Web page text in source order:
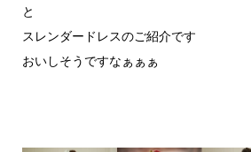
と
スレンダードレスのご紹介です
おいしそうですなぁぁぁ